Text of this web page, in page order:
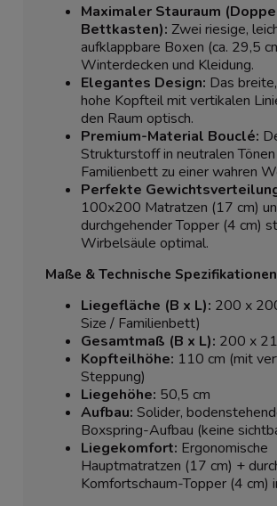
Maximaler Stauraum
Bettkasten): Zwei riesige,
aufklappbare Boxen (ca. 29,5
Winterdecken und Kleidung.
Elegantes Design: Das
hohe Kopfteil mit vertikalen
den Raum optisch.
Premium-Material Bouclé:
Strukturstoff in neutralen
Familienbett zu einer wahren
Perfekte
100x200 Matratzen (17 cm)
durchgehender Topper (4 cm)
Wirbelsäule optimal.
Maße & Technische Spezifikationen
Liegefläche (B x L): 200 x
Size / Familienbett)
Gesamtmaß (B x L): 200 x
Kopfteilhöhe: 110 cm (mit
Steppung)
Liegehöhe: 50,5 cm
Aufbau: Solider,
Boxspring-Aufbau (keine
Liegekomfort: Ergonomische
Hauptmatratzen (17 cm) +
Komfortschaum-Topper (4 cm)